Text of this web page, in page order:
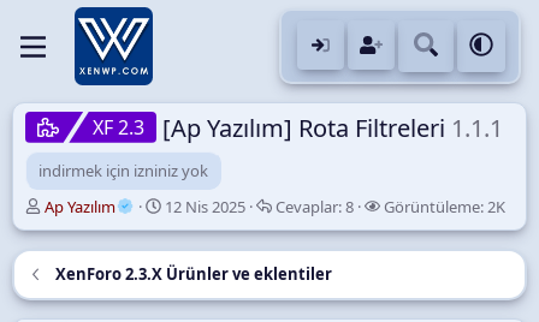
XF 2.3 [Ap Yazılım] Rota Filtreleri 1.1.1
indirmek için izniniz yok
K
o
n
Ap Yazılım
B
a
ş
l
12 Nis 2025 Cevaplar:C
e
v
8 Görüntüleme:G
ö
r
2K
XenForo 2.3.X Ürünler ve eklentiler